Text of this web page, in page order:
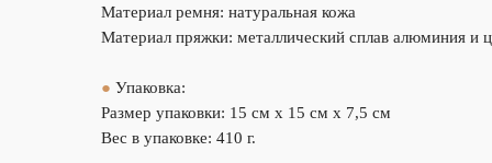
Материал ремня: натуральная кожа
Материал пряжки: металлический сплав алюминия и
● Упаковка:
Размер упаковки: 15 см х 15 см х 7,5 см
Вес в упаковке: 410 г.